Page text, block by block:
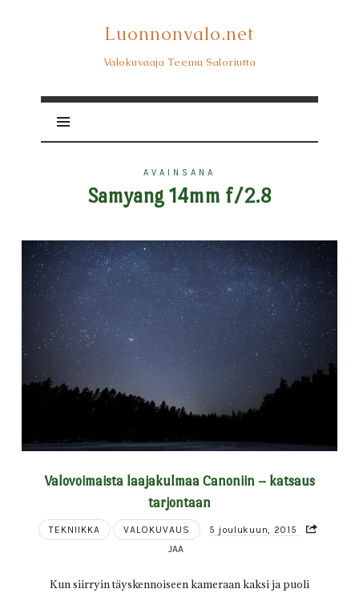
Luonnonvalo.net
Luonnonvalo.net
Valokuvaaja Teemu Saloriutta
AVAINSANA
Samyang 14mm f/2.8
Valovoimaista laajakulmaa Canoniin – katsaus
tarjontaan
TEKNIIKKA VALOKUVAUS
5 joulukuun, 2015
JAA
Kun siirryin täyskennoiseen kameraan kaksi ja puoli